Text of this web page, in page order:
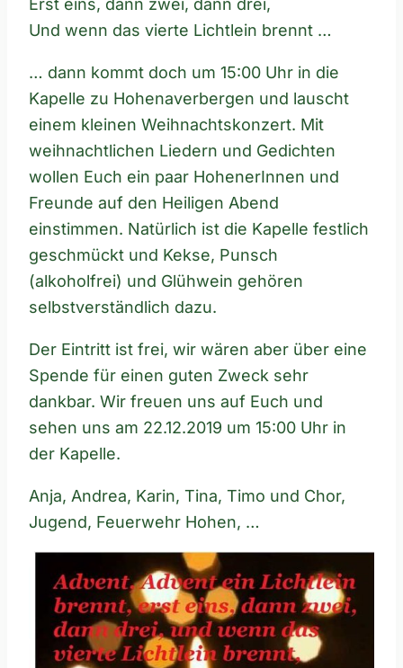
Und wenn das vierte Lichtlein brennt …
… dann kommt doch um 15:00 Uhr in die
Kapelle zu Hohenaverbergen und lauscht
einem kleinen Weihnachtskonzert. Mit
weihnachtlichen Liedern und Gedichten
wollen Euch ein paar HohenerInnen und
Freunde auf den Heiligen Abend
einstimmen. Natürlich ist die Kapelle festlich
geschmückt und Kekse, Punsch
(alkoholfrei) und Glühwein gehören
selbstverständlich dazu.
Der Eintritt ist frei, wir wären aber über eine
Spende für einen guten Zweck sehr
dankbar. Wir freuen uns auf Euch und
sehen uns am 22.12.2019 um 15:00 Uhr in
der Kapelle.
Anja, Andrea, Karin, Tina, Timo und Chor,
Jugend, Feuerwehr Hohen, …